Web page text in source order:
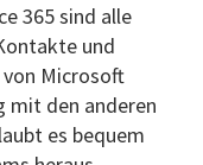
365 sind alle
und
Microsoft
mit den anderen
es bequem